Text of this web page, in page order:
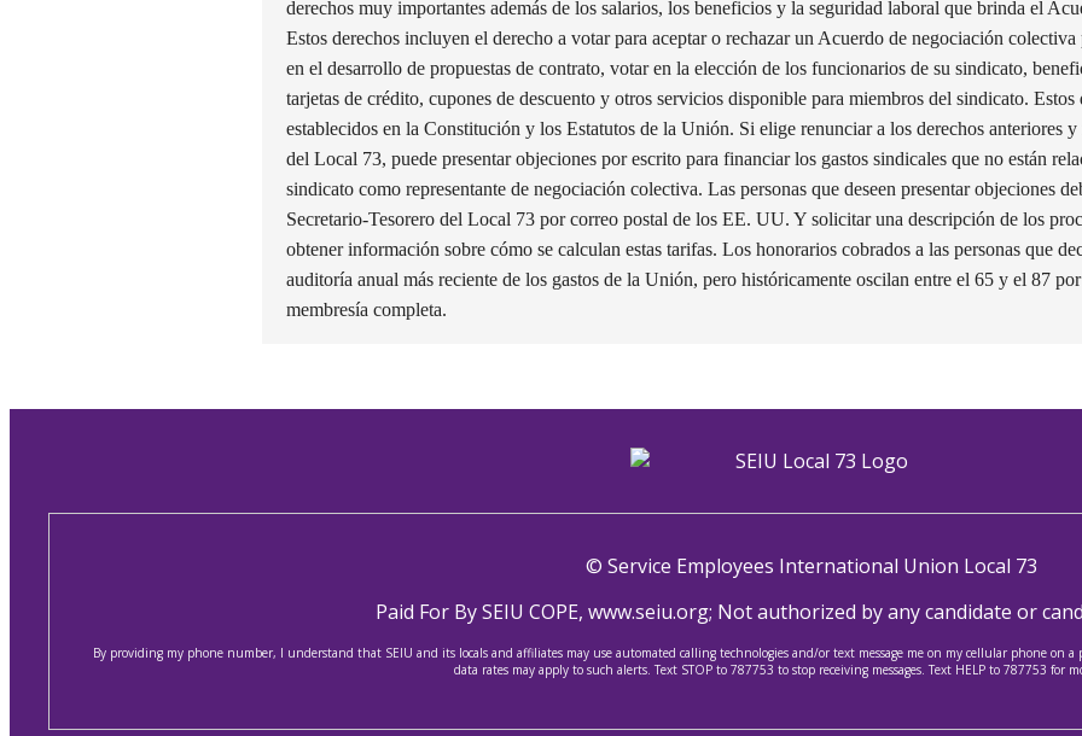
derechos muy importantes además de los salarios, los beneficios y la seguridad laboral que brinda el
Estos derechos incluyen el derecho a votar para aceptar o rechazar un Acuerdo de negociación
en el desarrollo de propuestas de contrato, votar en la elección de los funcionarios de su sindicato,
tarjetas de crédito, cupones de descuento y otros servicios disponible para miembros del sindicato. Estos
establecidos en la Constitución y los Estatutos de la Unión. Si elige renunciar a los derechos anteriores
del Local 73, puede presentar objeciones por escrito para financiar los gastos sindicales que no están
sindicato como representante de negociación colectiva. Las personas que deseen presentar objeciones
Secretario-Tesorero del Local 73 por correo postal de los EE. UU. Y solicitar una descripción de los
obtener información sobre cómo se calculan estas tarifas. Los honorarios cobrados a las personas que
auditoría anual más reciente de los gastos de la Unión, pero históricamente oscilan entre el 65 y el 87
membresía completa.
© Service Employees International Union Local 73
Paid For By SEIU COPE, www.seiu.org; Not authorized by any candidate or
By providing my phone number, I understand that SEIU and its locals and affiliates may use automated calling technologies and/or text message me on my cellular phone on a
data rates may apply to such alerts. Text STOP to 787753 to stop receiving messages. Text HELP to 787753 for